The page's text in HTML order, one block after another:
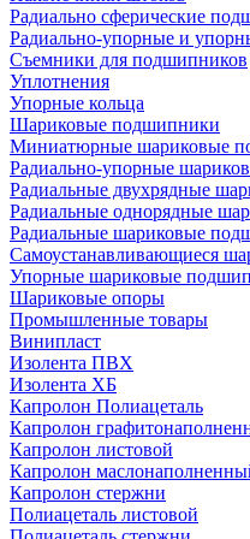
Радиально сферические
Радиально-упорные и
Съемники для подшипников
Уплотнения
Упорные кольца
Шариковые подшипники
Миниатюрные шариковые
Радиально-упорные
Радиальные двухрядные
Радиальные однорядные
Радиальные шариковые
Самоустанавливающиеся
Упорные шариковые
Шариковые опоры
Промышленные товары
Винипласт
Изолента ПВХ
Изолента ХБ
Капролон Полиацеталь
Капролон
Капролон листовой
Капролон
Капролон стержни
Полиацеталь листовой